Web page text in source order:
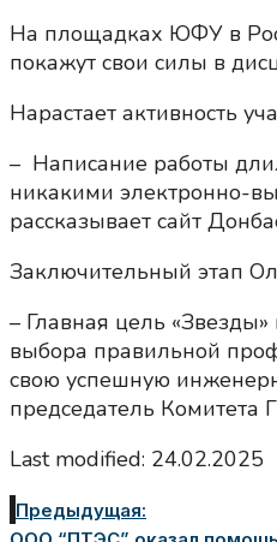
На площадках ЮФУ в
покажут свои силы в
Нарастает активность
– Написание работы
никакими электронно-
рассказывает сайт
Заключительный этап
– Главная цель
выбора правильной
свою успешную
председатель Комитета
Last modified: 24.02.2025
Предыдущая: